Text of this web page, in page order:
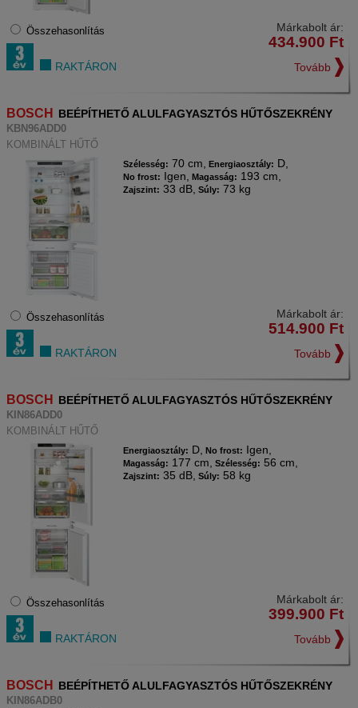
Összehasonlítás
RAKTÁRON
Márkabolt ár:
434.900 Ft
Tovább
BOSCH BEÉPÍTHETŐ ALULFAGYASZTÓS HŰTŐSZEKRÉNY
KBN96ADD0
KOMBINÁLT HŰTŐ
Szélesség: 70 cm, Energiaosztály: D,
No frost: Igen, Magasság: 193 cm,
Zajszint: 33 dB, Súly: 73 kg
Összehasonlítás
RAKTÁRON
Márkabolt ár:
514.900 Ft
Tovább
BOSCH BEÉPÍTHETŐ ALULFAGYASZTÓS HŰTŐSZEKRÉNY
KIN86ADD0
KOMBINÁLT HŰTŐ
Energiaosztály: D, No frost: Igen,
Magasság: 177 cm, Szélesség: 56 cm,
Zajszint: 35 dB, Súly: 58 kg
Összehasonlítás
RAKTÁRON
Márkabolt ár:
399.900 Ft
Tovább
BOSCH BEÉPÍTHETŐ ALULFAGYASZTÓS HŰTŐSZEKRÉNY
KIN86ADB0